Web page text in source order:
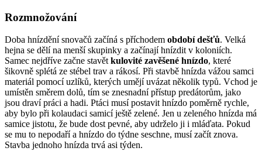
Rozmnožování
Doba hnízdění snovačů začíná s příchodem období dešťů. Velká
hejna se dělí na menší skupinky a začínají hnízdit v koloniích.
Samec nejdříve začne stavětkulovité zavěšené hnízdo, které
šikovně splétá ze stébel trav a rákosí. Při stavbě hnízda vážou samci
materiál pomocí uzlíků, kterých umějí uvázat několik typů. Vchod je
umístěn směrem dolů, tím se znesnadní přístup predátorům, jako
jsou draví práci a hadi. Ptáci musí postavit hnízdo poměrně rychle,
aby bylo při kolaudaci samicí ještě zelené. Jen u zeleného hnízda má
samice jistotu, že bude dost pevné, aby udrželo ji i mláďata. Pokud
se mu to nepodaří a hnízdo do týdne seschne, musí začít znova.
Stavba jednoho hnízda trvá asi týden.